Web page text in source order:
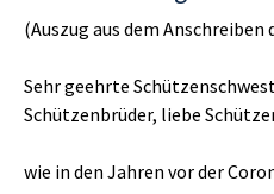
(Auszug aus dem
Sehr geehrte
Schützenbrüder, liebe
wie in den Jahren vor der